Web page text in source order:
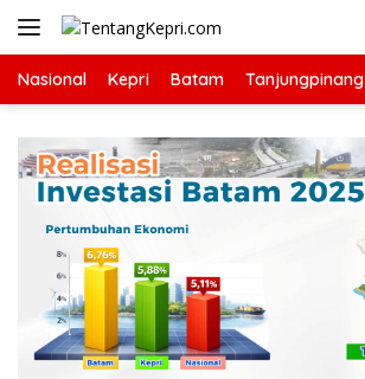
Langsung
Nasional Kepri Batam Tanjungpinang